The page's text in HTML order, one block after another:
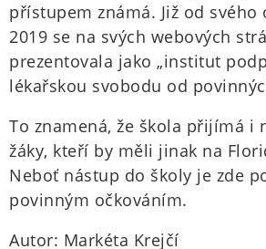
přístupem známá. Již od svého
2019 se na svých webových
prezentovala jako „institut
lékařskou svobodu od
To znamená, že škola přijímá i
žáky, kteří by měli jinak na
Neboť nástup do školy je zde
povinným očkováním.
Autor: Markéta Krejčí